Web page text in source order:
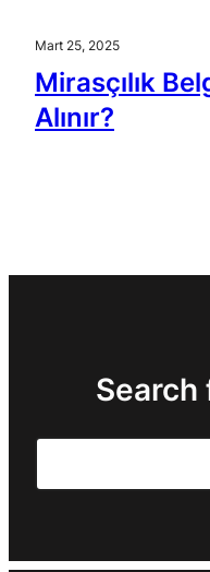
Mart 25, 2025
Mirasçılık
Alınır?
Search